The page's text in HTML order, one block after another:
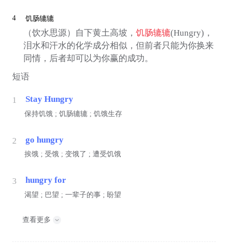
4 饥肠辘辘
（饮水思源）自下黄土高坡， 饥肠辘辘(Hungry)，
泪水和汗水的化学成分相似，但前者只能为你换来
同情，后者却可以为你赢的成功。
短语
1 Stay Hungry
保持饥饿 ; 饥肠辘辘 ; 饥饿生存
2 go hungry
挨饿 ; 受饿 ; 变饿了 ; 遭受饥饿
3 hungry for
渴望 ; 巴望 ; 一辈子的事 ; 盼望
查看更多